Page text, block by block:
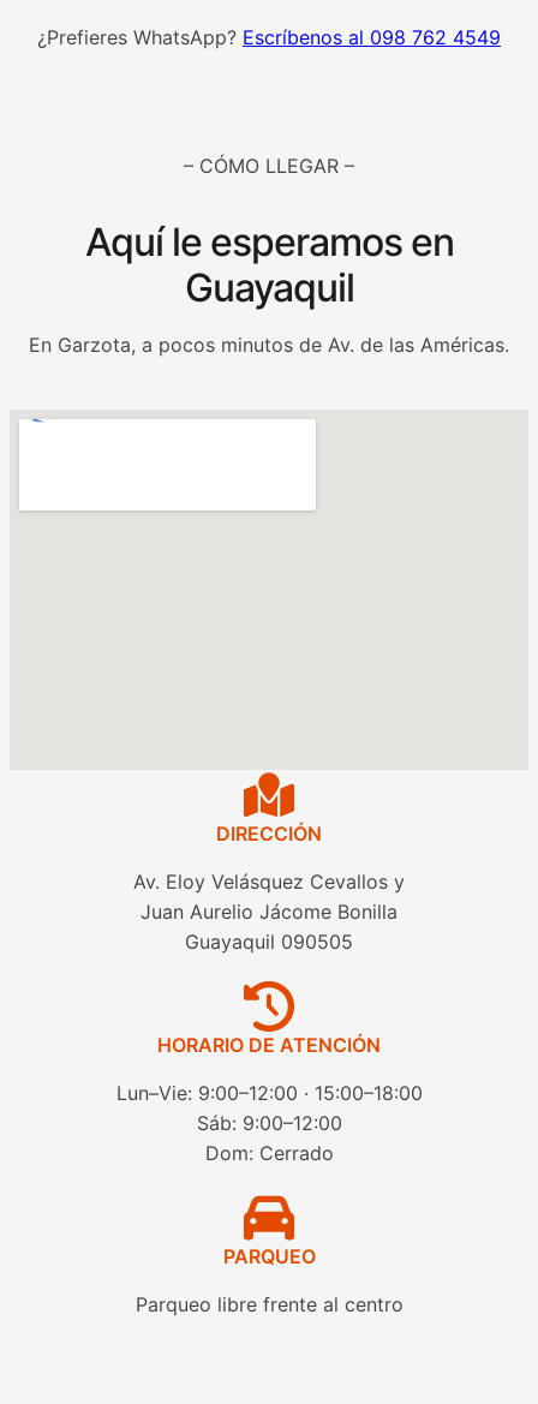
¿Prefieres WhatsApp? Escríbenos al 098 762 4549
– CÓMO LLEGAR –
Aquí le esperamos en
Guayaquil
En Garzota, a pocos minutos de Av. de las Américas.
DIRECCIÓN
Av. Eloy Velásquez Cevallos y
Juan Aurelio Jácome Bonilla
Guayaquil 090505
HORARIO DE ATENCIÓN
Lun–Vie: 9:00–12:00 · 15:00–18:00
Sáb: 9:00–12:00
Dom: Cerrado
PARQUEO
Parqueo libre frente al centro